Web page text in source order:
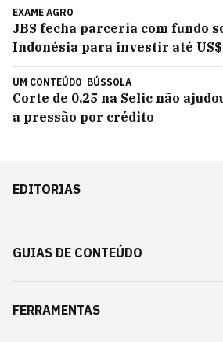
EXAME AGRO
JBS fecha parceria com fundo
Indonésia para investir até
UM CONTEÚDO BÚSSOLA
Corte de 0,25 na Selic não
a pressão por crédito
EDITORIAS
GUIAS DE CONTEÚDO
FERRAMENTAS